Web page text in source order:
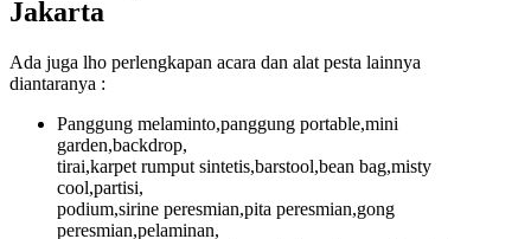
Jakarta
Ada juga lho perlengkapan acara dan alat pesta lainnya
diantaranya :
Panggung melaminto,panggung portable,mini
garden,backdrop,
tirai,karpet rumput sintetis,barstool,bean bag,misty
cool,partisi,
podium,sirine peresmian,pita peresmian,gong
peresmian,pelaminan,